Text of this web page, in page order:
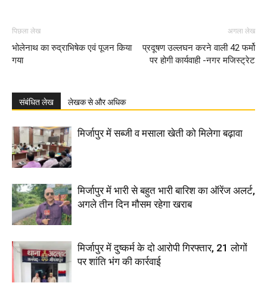
पिछला लेख
भोलेनाथ का रुद्राभिषेक एवं पूजन किया
गया
अगला लेख
प्रदूषण उल्लघन करने वाली 42 फर्मो
पर होगी कार्यवाही -नगर मजिस्ट्रेट
संबंधित लेख लेखक से और अधिक
मिर्जापुर में सब्जी व मसाला खेती को मिलेगा बढ़ावा
मिर्जापुर में भारी से बहुत भारी बारिश का ऑरेंज अलर्ट,
अगले तीन दिन मौसम रहेगा खराब
मिर्जापुर में दुष्कर्म के दो आरोपी गिरफ्तार, 21 लोगों
पर शांति भंग की कार्रवाई